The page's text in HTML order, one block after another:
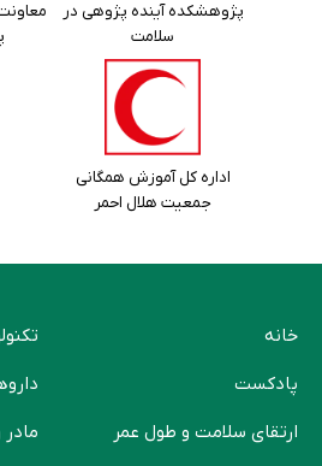
پژوهشکده آینده پژوهی در
سلامت
اداره کل آموزش همگانی
جمعیت هلال احمر
خانه
پادکست
ارتقای سلامت و طول عمر